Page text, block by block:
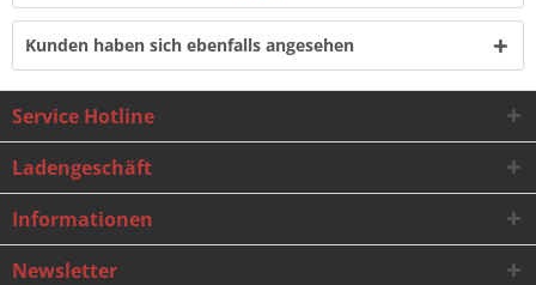
Kunden haben sich ebenfalls angesehen
Service Hotline
Ladengeschäft
Informationen
Newsletter